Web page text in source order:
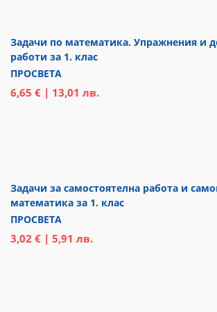
Задачи по математика. Упражнения и
работи за 1. клас
ПРОСВЕТА
6,65 € | 13,01 лв.
Задачи за самостоятелна работа и
математика за 1. клас
ПРОСВЕТА
3,02 € | 5,91 лв.